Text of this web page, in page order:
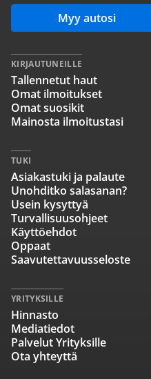
Myy autosi
KIRJAUTUNEILLE
Tallennetut haut
Omat ilmoitukset
Omat suosikit
Mainosta ilmoitustasi
TUKI
Asiakastuki ja palaute
Unohditko salasanan?
Usein kysyttyä
Turvallisuusohjeet
Käyttöehdot
Oppaat
Saavutettavuusseloste
YRITYKSILLE
Hinnasto
Mediatiedot
Palvelut Yrityksille
Ota yhteyttä